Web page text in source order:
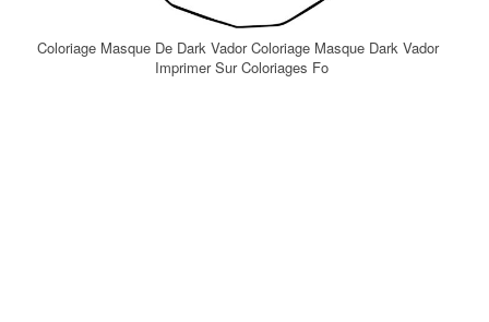
Coloriage Masque De Dark Vador Coloriage Masque Dark Vador
Imprimer Sur Coloriages Fo